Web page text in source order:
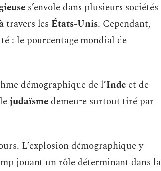
s’envole dans plusieurs sociétés
travers les États-Unis. Cependant,
: le pourcentage mondial de
démographique de l’Inde et de
judaïsmedemeure surtout tiré par
L’explosion démographique y
jouant un rôle déterminant dans la